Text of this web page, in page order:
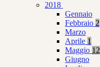
2018
Gennaio
Febbraio 2
Marzo
Aprile 1
Maggio 12
Giugno